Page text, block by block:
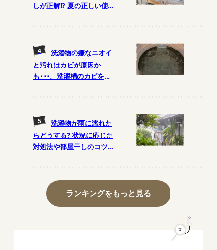
しが正解!? 夏の正しい使い
洗濯物の嫌なニオイ
と汚れはカビが原因か
も･･･。洗濯槽のカビを予
洗濯物が雨に濡れた
らどうする? 状況に応じた
対処法や部屋干しのコツを
ランキングをもっと見る